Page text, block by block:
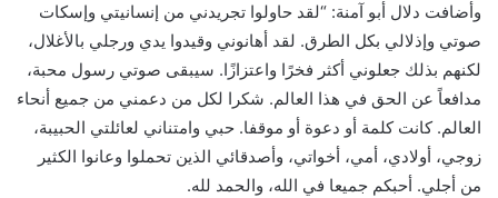
وأضافت دلال أبو آمنة: “لقد حاولوا تجريدني من إنسانيتي وإسكات
صوتي وإذلالي بكل الطرق. لقد أهانوني وقيدوا يدي ورجلي بالأغلال،
لكنهم بذلك جعلوني أكثر فخرًا واعتزازًا. سيبقى صوتي رسول محبة،
مدافعاً عن الحق في هذا العالم. شكرا لكل من دعمني من جميع أنحاء
العالم. كانت كلمة أو دعوة أو موقفا. حبي وامتناني لعائلتي الحبيبة،
زوجي، أولادي، أمي، أخواتي، وأصدقائي الذين تحملوا وعانوا الكثير
من أجلي. أحبكم جميعا في الله، والحمد لله.